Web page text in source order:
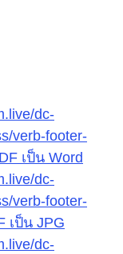
dc-
verb-footer-
เป็น Word
dc-
verb-footer-
เป็น JPG
dc-